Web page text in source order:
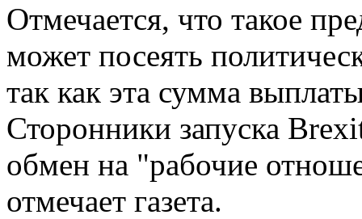
Отмечается, что такое
может посеять
так как эта сумма
Сторонники запуска
обмен на "рабочие
отмечает газета.